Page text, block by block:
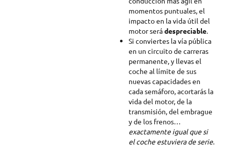
momentos puntuales, el
impacto en la vida útil del
motor serádespreciable.
Si conviertes la vía pública
en un circuito de carreras
permanente, y llevas el
coche al límite de sus
nuevas capacidades en
cada semáforo, acortarás la
vida del motor, de la
transmisión, del embrague
y de los frenos…
exactamente igual que si
el coche estuviera de serie.